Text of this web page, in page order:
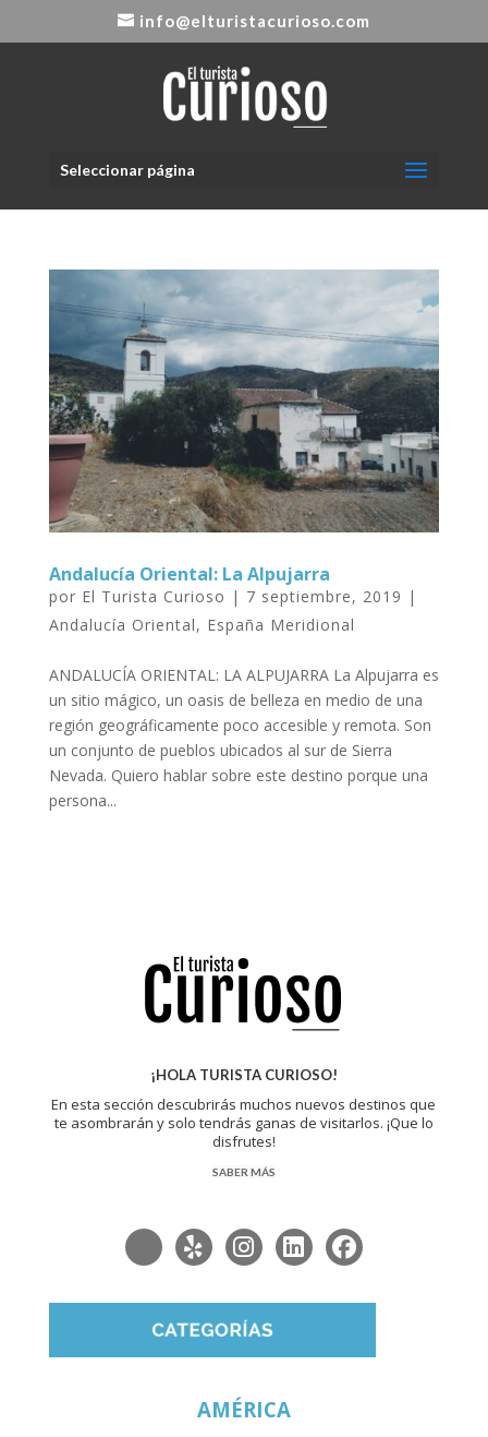
info@elturistacurioso.com
Seleccionar página
Andalucía Oriental: La Alpujarra
por El Turista Curioso | 7 septiembre, 2019 |
Andalucía Oriental, España Meridional
ANDALUCÍA ORIENTAL: LA ALPUJARRA La Alpujarra es
un sitio mágico, un oasis de belleza en medio de una
región geográficamente poco accesible y remota. Son
un conjunto de pueblos ubicados al sur de Sierra
Nevada. Quiero hablar sobre este destino porque una
persona...
¡HOLA TURISTA CURIOSO!
En esta sección descubrirás muchos nuevos destinos que
te asombrarán y solo tendrás ganas de visitarlos. ¡Que lo
disfrutes!
SABER MÁS
AMÉRICA